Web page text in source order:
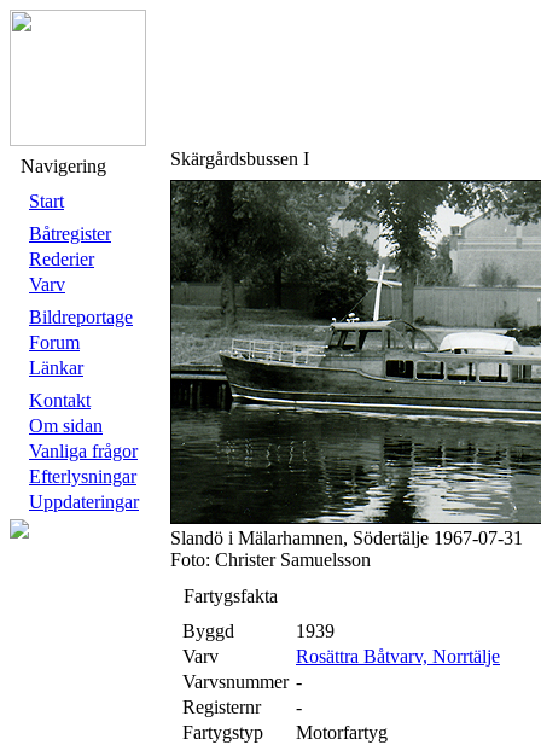
Navigering
Start
Båtregister
Rederier
Varv
Bildreportage
Forum
Länkar
Kontakt
Om sidan
Vanliga frågor
Efterlysningar
Uppdateringar
Skärgårdsbussen I
Slandö i Mälarhamnen, Södertälje 1967-07-31
Foto: Christer Samuelsson
Fartygsfakta
Byggd
1939
Varv
Rosättra Båtvarv, Norrtälje
Varvsnummer -
Registernr
-
Fartygstyp
Motorfartyg